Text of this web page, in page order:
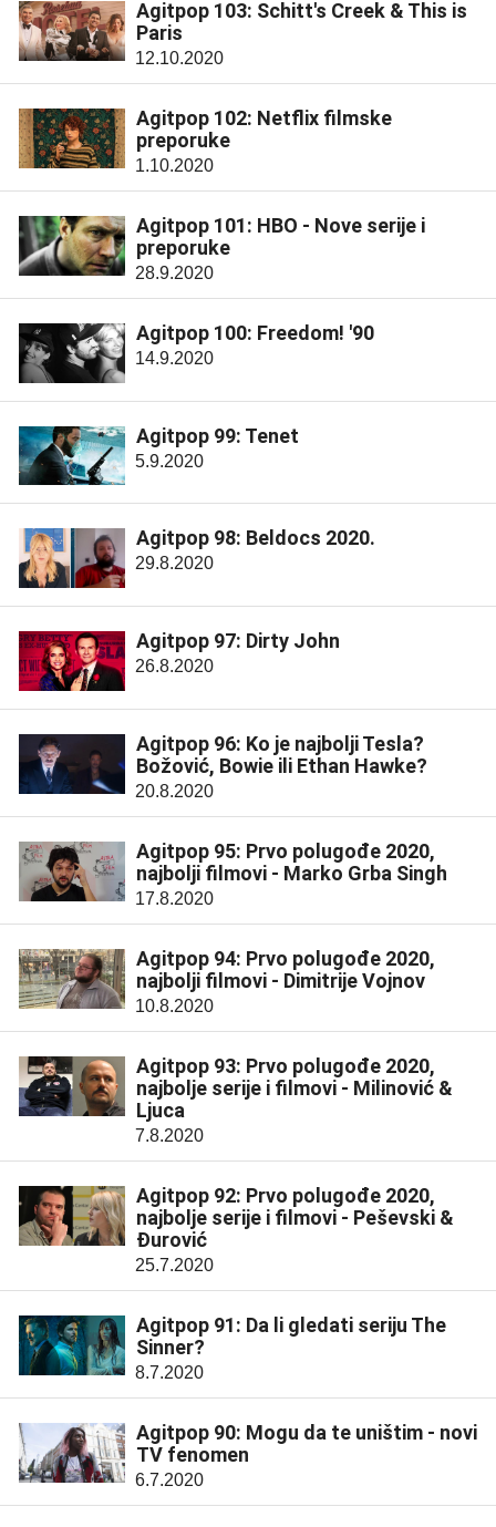
Agitpop 103: Schitt's Creek & This is
Paris
12.10.2020
Agitpop 102: Netflix filmske
preporuke
1.10.2020
Agitpop 101: HBO - Nove serije i
preporuke
28.9.2020
Agitpop 100: Freedom! '90
14.9.2020
Agitpop 99: Tenet
5.9.2020
Agitpop 98: Beldocs 2020.
29.8.2020
Agitpop 97: Dirty John
26.8.2020
Agitpop 96: Ko je najbolji Tesla?
Božović, Bowie ili Ethan Hawke?
20.8.2020
Agitpop 95: Prvo polugođe 2020,
najbolji filmovi - Marko Grba Singh
17.8.2020
Agitpop 94: Prvo polugođe 2020,
najbolji filmovi - Dimitrije Vojnov
10.8.2020
Agitpop 93: Prvo polugođe 2020,
najbolje serije i filmovi - Milinović &
Ljuca
7.8.2020
Agitpop 92: Prvo polugođe 2020,
najbolje serije i filmovi - Peševski &
Đurović
25.7.2020
Agitpop 91: Da li gledati seriju The
Sinner?
8.7.2020
Agitpop 90: Mogu da te uništim - novi
TV fenomen
6.7.2020